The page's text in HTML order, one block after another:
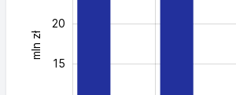
mln zł
15
20